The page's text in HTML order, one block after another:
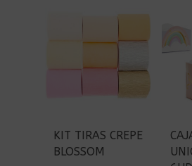
KIT TIRAS CREPE
BLOSSOM